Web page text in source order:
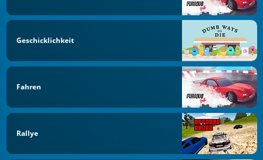
Geschicklichkeit
Fahren
Rallye